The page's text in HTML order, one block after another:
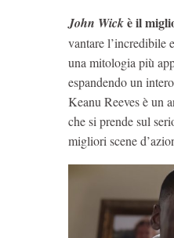
John Wickè il
vantare l’incredibile
una mitologia più
espandendo un
Keanu Reeves è un
che si prende sul
migliori scene